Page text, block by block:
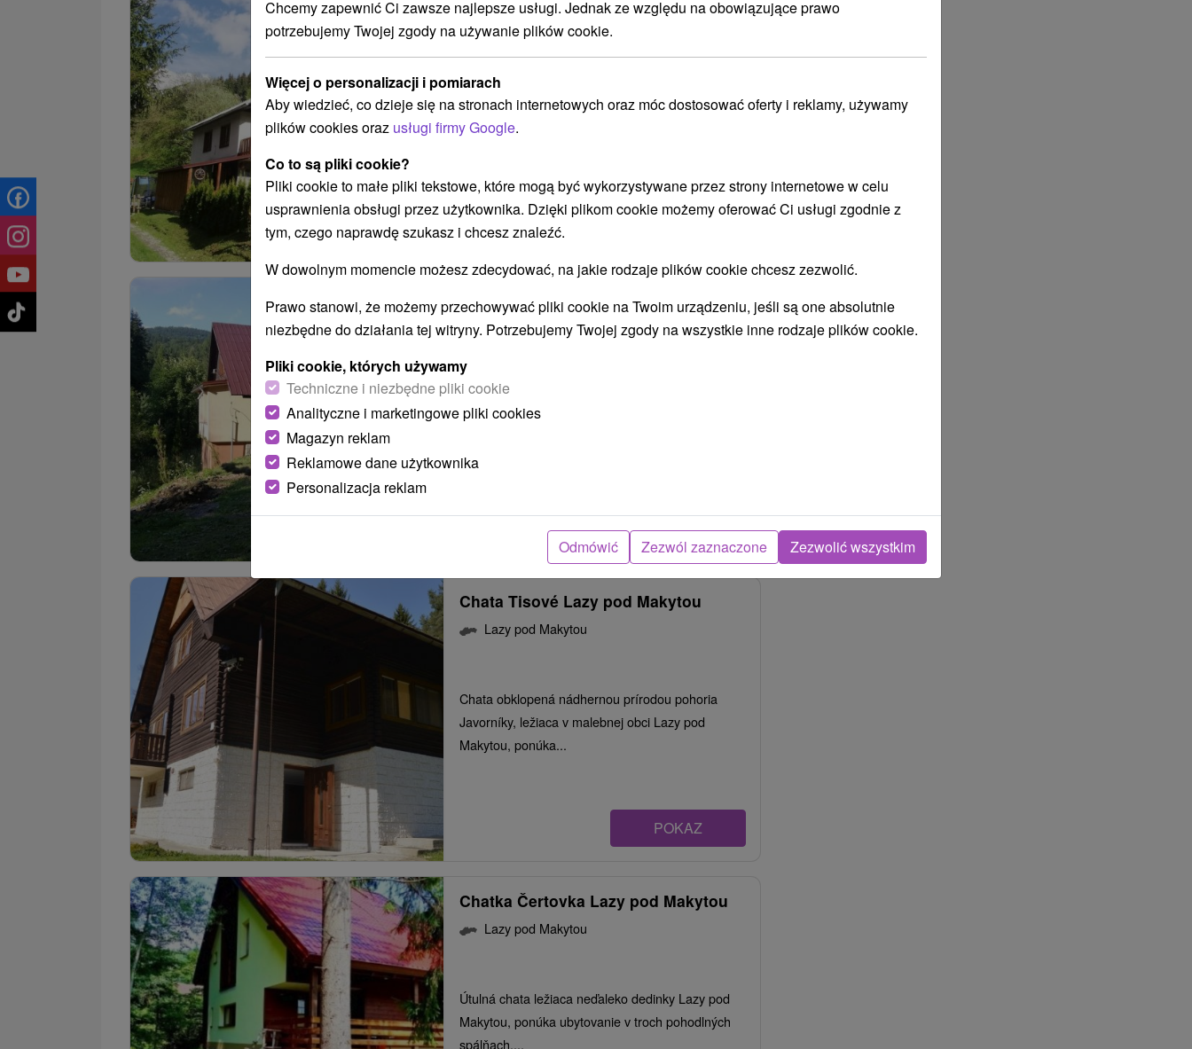
Lazy pod Makytou
Chata situovaná v oblasti Čertov, v malebnej obci
Lazy pod Makytou, ponúka ubytovanie v troch
Chata Čertov Lamže Lazy pod
Makytou
Pekná chata sa nachádza v krásnej prírode
k...
POKAZ
Chata Tisové Lazy pod Makytou
Lazy pod Makytou
Chata obklopená nádhernou prírodou pohoria
Javorníky, ležiaca v malebnej obci Lazy pod
Makytou, ponúka...
POKAZ
Chatka Čertovka Lazy pod Makytou
Lazy pod Makytou
Útulná chata ležiaca neďaleko dedinky Lazy pod
Makytou, ponúka ubytovanie v troch pohodlných
spálňach....
Chcemy zapewnić Ci zawsze najlepsze usługi. Jednak ze względu na obowiązujące prawo
potrzebujemy Twojej zgody na używanie plików cookie.
Więcej o personalizacji i pomiarach
Aby wiedzieć, co dzieje się na stronach internetowych oraz móc dostosować oferty i reklamy, używamy
plików cookies oraz usługi firmy Google.
Co to są pliki cookie?
Pliki cookie to małe pliki tekstowe, które mogą być wykorzystywane przez strony internetowe w celu
usprawnienia obsługi przez użytkownika. Dzięki plikom cookie możemy oferować Ci usługi zgodnie z
tym, czego naprawdę szukasz i chcesz znaleźć.
W dowolnym momencie możesz zdecydować, na jakie rodzaje plików cookie chcesz zezwolić.
Prawo stanowi, że możemy przechowywać pliki cookie na Twoim urządzeniu, jeśli są one absolutnie
niezbędne do działania tej witryny. Potrzebujemy Twojej zgody na wszystkie inne rodzaje plików cookie.
Pliki cookie, których używamy
Techniczne i niezbędne pliki cookie
Analityczne i marketingowe pliki cookies
Magazyn reklam
Reklamowe dane użytkownika
Personalizacja reklam
Odmówić Zezwól zaznaczone Zezwolić wszystkim